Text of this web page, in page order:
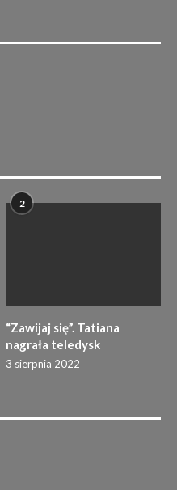
2
“Zawijaj się”. Tatiana
nagrała teledysk
3 sierpnia 2022